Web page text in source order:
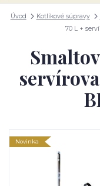
Úvod Kotlíkové súpravy
70 L +
Novinka